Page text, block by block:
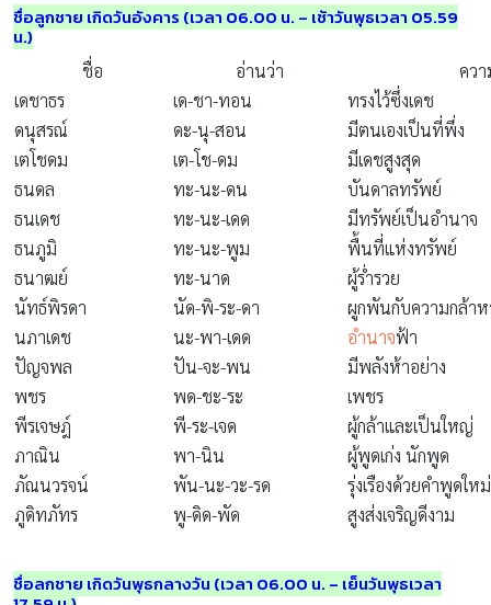
ชื่อลูกชาย เกิดวันอังคาร (เวลา 06.00 น. – เช้าวันพุธเวลา 05.59
น.)
ชื่อ อ่านว่า
คว
เดชาธร
เด-ชา-ทอน
ทรงไว้ซึ่งเดช
ดนุสรณ์
ดะ-นุ-สอน
มีตนเองเป็นที่พึ่ง
เตโชดม
เต-โช-ดม
มีเดชสูงสุด
ธนดล
ทะ-นะ-ดน
บันดาลทรัพย์
ธนเดช
ทะ-นะ-เดด
มีทรัพย์เป็นอำนาจ
ธนภูมิ
ทะ-นะ-พูม
พื้นที่แห่งทรัพย์
ธนาฒย์
ทะ-นาด
ผู้ร่ำรวย
นัทธ์พิรดา
นัด-พิ-ระ-ดา
ผูกพันกับความกล้า
นภาเดช
นะ-พา-เดด อำนาจฟ้า
ปัญจพล
ปัน-จะ-พน
มีพลังห้าอย่าง
พชร
พด-ชะ-ระ
เพชร
พีรเจษฎ์
พี-ระ-เจด
ผู้กล้าและเป็นใหญ่
ภาณิน
พา-นิน
ผู้พูดเก่ง นักพูด
ภัณนวรจน์
พัน-นะ-วะ-รด
รุ่งเรืองด้วยคำพูดให
ภูดิทภัทร
พู-ดิด-พัด สูงส่งเจริญดีงาม
ชื่อลูกชาย เกิดวันพุธกลางวัน (เวลา 06.00 น. – เย็นวันพุธเวลา